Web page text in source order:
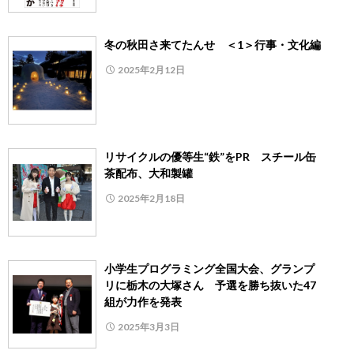
冬の秋田さ来てたんせ ＜1＞行事・文化編
2025年2月12日
リサイクルの優等生“鉄”をPR スチール缶
茶配布、大和製罐
2025年2月18日
小学生プログラミング全国大会、グランプ
リに栃木の大塚さん 予選を勝ち抜いた47
組が力作を発表
2025年3月3日